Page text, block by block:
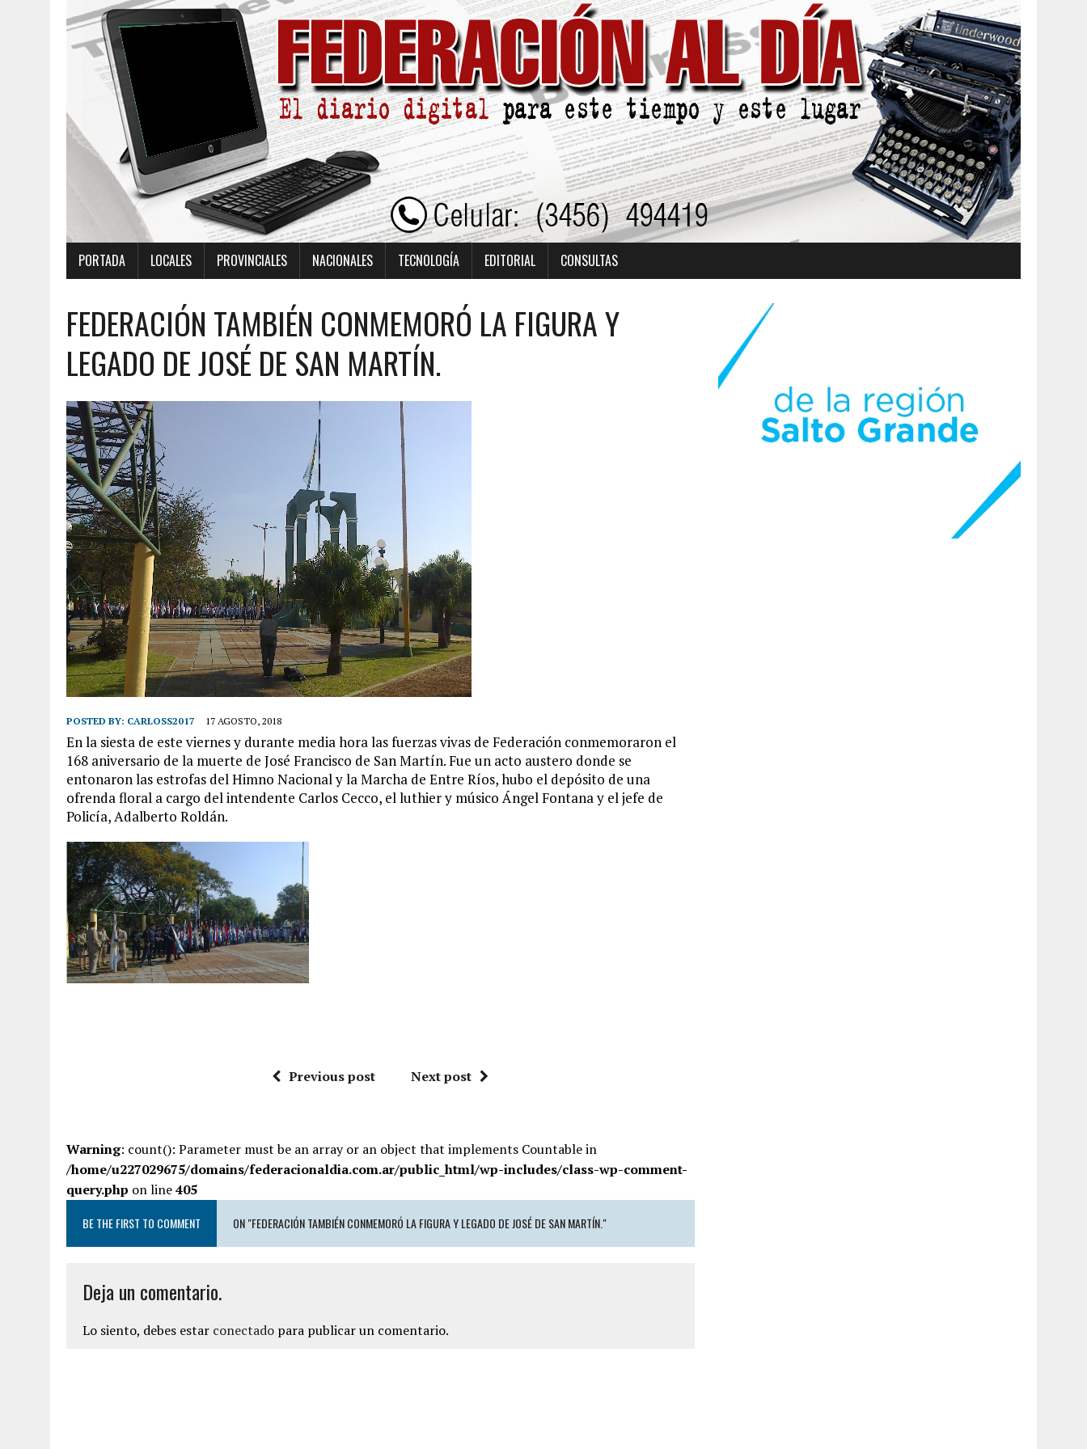
PORTADA LOCALES PROVINCIALES NACIONALES TECNOLOGÍA EDITORIAL CONSULTAS
FEDERACIÓN TAMBIÉN CONMEMORÓ LA FIGURA Y
LEGADO DE JOSÉ DE SAN MARTÍN.
POSTED BY: CARLOSS2017 17 AGOSTO, 2018
En la siesta de este viernes y durante media hora las fuerzas vivas de Federación conmemoraron el
168 aniversario de la muerte de José Francisco de San Martín. Fue un acto austero donde se
entonaron las estrofas del Himno Nacional y la Marcha de Entre Ríos, hubo el depósito de una
ofrenda floral a cargo del intendente Carlos Cecco, el luthier y músico Ángel Fontana y el jefe de
Policía, Adalberto Roldán.
Previous post Next post
Warning: count(): Parameter must be an array or an object that implements Countable in
/home/u227029675/domains/federacionaldia.com.ar/public_html/wp-includes/class-wp-comment-
query.php on line405
BE THE FIRST TO COMMENT ON "FEDERACIÓN TAMBIÉN CONMEMORÓ LA FIGURA Y LEGADO DE JOSÉ DE SAN MARTÍN."
Deja un comentario.
Lo siento, debes estar conectado para publicar un comentario.